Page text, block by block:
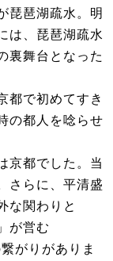
琵琶湖疏水。明
は、琵琶湖疏水
裏舞台となった
都で初めてすき
の都人を唸らせ
京都でした。当
さらに、平清盛
な関わりと
が営む
がりがありま